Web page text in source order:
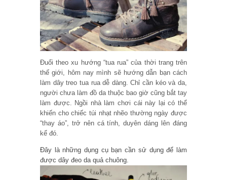
Đuổi theo xu hướng “tua rua” của thời trang trên
thế giới, hôm nay mình sẽ hướng dẫn bạn cách
làm dây treo tua rua dễ dàng. Chỉ cần kéo và da,
người chưa làm đồ da thuộc bao giờ cũng bắt tay
làm được. Ngồi nhà làm chơi cái này lại có thể
khiến cho chiếc túi nhạt nhẽo thường ngày được
“thay áo”, trở nên cá tính, duyên dáng lên đáng
kể đó.
Đây là những dụng cụ bạn cần sử dụng để làm
được dây đeo da quả chuông.